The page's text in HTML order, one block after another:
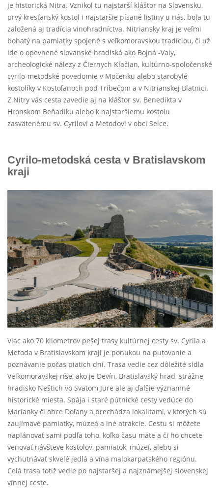
je historická Nitra. Vznikol tu najstarší kláštor na Slovensku,
prvý kresťanský kostol i najstaršie písané listiny u nás, bola tu
založená aj tradícia vinohradníctva. Nitriansky kraj je veľmi
bohatý na pamiatky spojené s veľkomoravskou tradíciou, či už
ide o opevnené slovanské hradiská ako Bojná -Valy,
archeologické nálezy z Čiernych Kľačian, kultúrno-spoločenské
cyrilo-metodské povedomie v Močenku alebo starobylé
kostolíky v Kostoľanoch pod Tríbečom a v Nitrianskej Blatnici.
Z Nitry vás cesta zavedie aj na kláštor sv. Benedikta v
Hronskom Beňadiku alebo k najstaršiemu kostolu
zasvätenému sv. Cyrilovi a Metodovi v obci Selce.
Cyrilo-metodská cesta v Bratislavskom
kraji
Viac ako 70 kilometrov pešej trasy kultúrnej cesty sv. Cyrila a
Metoda v Bratislavskom kraji je ponukou na putovanie a
poznávanie počas piatich dní. Trasa vedie cez dôležité sídla
Veľkomoravskej ríše, ako je Devín, Bratislavský hrad, strážne
hradisko Neštich vo Svätom Jure ale aj ďalšie významné
historické miesta. Spája i staré pútnické cesty vedúce do
Marianky či obce Doľany a prechádza lokalitami, v ktorých sú
zaujímavé pamiatky, múzeá a iné atrakcie. Cestu si môžete
naplánovať sami podľa toho, koľko času máte a či ho chcete
venovať návšteve kostolov, pamiatok, múzeí, alebo si
vychutnávať skvelé jedlá a vína malokarpatského regiónu.
Celá trasa totiž vedie po najstaršej a najznámejšej slovenskej
vínnej ceste.